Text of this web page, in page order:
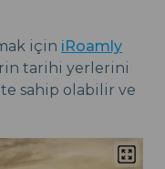
için iRoamly
tarihi yerlerini
sahip olabilir ve